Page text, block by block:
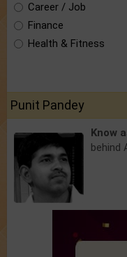
Career / Job
Finance
Health & Fitness
Punit Pandey
Know
behind